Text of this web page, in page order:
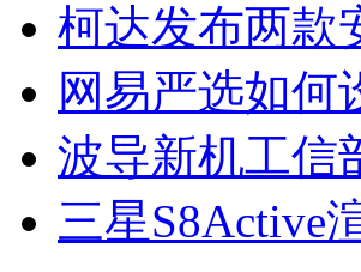
柯达发布两款
网易严选如何
波导新机工信
三星S8Active